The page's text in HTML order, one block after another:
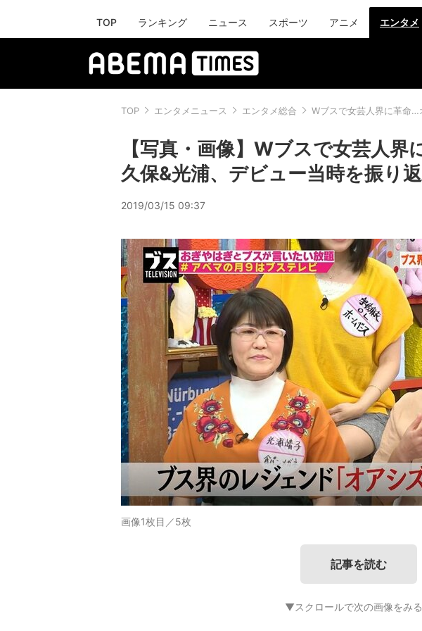
TOP ランキング ニュース スポーツ アニメ エンタメ
TOP エンタメニュース エンタメ総合 Wブスで女芸人界に革命…
【写真・画像】Wブスで女芸人
久保&光浦、デビュー当時を振り
2019/03/15 09:37
画像1枚目／5枚
記事を読む
▼スクロールで次の画像をみ